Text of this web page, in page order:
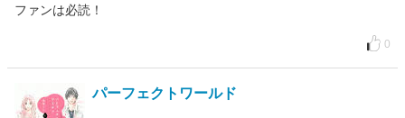
ファンは必読！
0
パーフェクトワールド